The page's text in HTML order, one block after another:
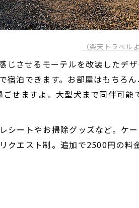
（楽天トラベル
じさせるモーテルを改装したデ
宿泊できます。お部屋はもちろ
せますよ。大型犬まで同伴可能
シートやお掃除グッズなど。ケ
クエスト制。追加で2500円の料